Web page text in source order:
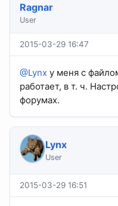
Ragnar
User
2015-03-29 16:47
@Lynx у меня с
работает, в т. ч.
форумах.
Lynx
User
2015-03-29 16:51